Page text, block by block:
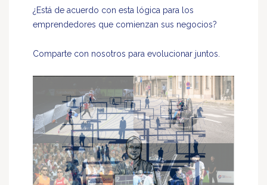
¿Está de acuerdo con esta lógica para los
emprendedores que comienzan sus negocios?
Comparte con nosotros para evolucionar juntos.